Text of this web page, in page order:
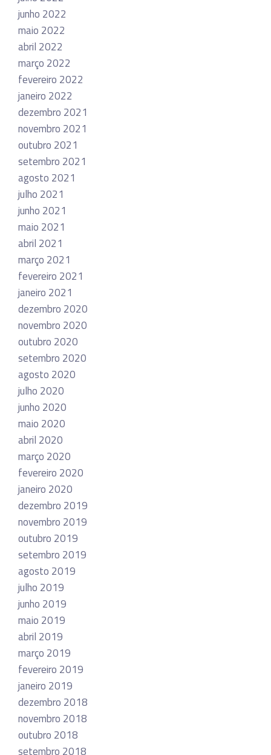
junho 2022
maio 2022
abril 2022
março 2022
fevereiro 2022
janeiro 2022
dezembro 2021
novembro 2021
outubro 2021
setembro 2021
agosto 2021
julho 2021
junho 2021
maio 2021
abril 2021
março 2021
fevereiro 2021
janeiro 2021
dezembro 2020
novembro 2020
outubro 2020
setembro 2020
agosto 2020
julho 2020
junho 2020
maio 2020
abril 2020
março 2020
fevereiro 2020
janeiro 2020
dezembro 2019
novembro 2019
outubro 2019
setembro 2019
agosto 2019
julho 2019
junho 2019
maio 2019
abril 2019
março 2019
fevereiro 2019
janeiro 2019
dezembro 2018
novembro 2018
outubro 2018
setembro 2018